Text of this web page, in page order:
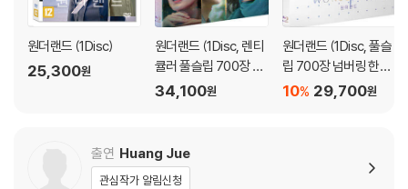
상을 요청할 수 있으며, 동영상이 없는 경우 교환/반품이 제한될 수 있습니
관련 사진과 동영상 및 재생 기기 모델명을 첨부하여 첨부하여 고객센터에
3) 스틸북 한정판, 초회 한정판의 경우 제작 수량이 한정되어 있고, 택배
이동 과정에서의 손상이 발생하면, 재 판매가 어려우므로 신중한 구매 선
원더랜드 (1Disc)
25,300원
원더랜드 (1Disc, 렌티
큘러 풀슬립 700장 넘
버링 한정판) : 블루레
34,100원
원더랜드 (1Disc, 풀슬
립 700장 넘버링 한정
판) : 블루레이
29,700원
10%
출연 Huang Jue
관심작가 알림신청